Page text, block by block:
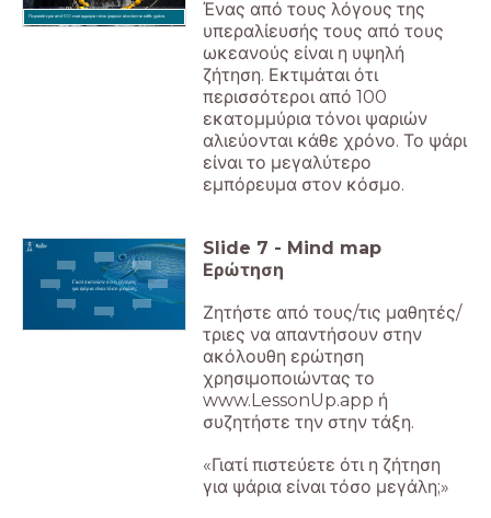
Περισσότεροι από 100 εκατομμύρια τόνοι ψαριών αλιεύονται κάθε χρόνο.
Ένας από τους λόγους της
υπεραλίευσής τους από τους
ωκεανούς είναι η υψηλή
ζήτηση. Εκτιμάται ότι
περισσότεροι από 100
εκατομμύρια τόνοι ψαριών
αλιεύονται κάθε χρόνο. Το ψάρι
είναι το μεγαλύτερο
εμπόρευμα στον κόσμο.
Γιατί πιστεύετε ότι η ζήτηση
για ψάρια είναι τόσο μεγάλη;
Slide 7 - Mind map
Ερώτηση
Ζητήστε από τους/τις μαθητές/
τριες να απαντήσουν στην
ακόλουθη ερώτηση
χρησιμοποιώντας το
www.LessonUp.app ή
συζητήστε την στην τάξη.
«Γιατί πιστεύετε ότι η ζήτηση
για ψάρια είναι τόσο μεγάλη;»